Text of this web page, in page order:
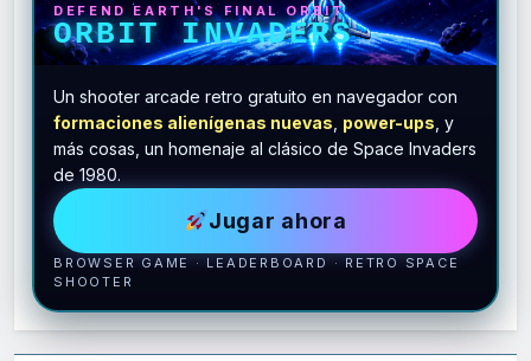
DEFEND EARTH'S FINAL ORBIT
ORBIT INVADERS
Un shooter arcade retro gratuito en navegador con
formaciones alienígenas nuevas power-ups , y
más cosas, un homenaje al clásico de Space Invaders
de 1980.
Jugar ahora
BROWSER GAME · LEADERBOARD · RETRO SPACE
SHOOTER